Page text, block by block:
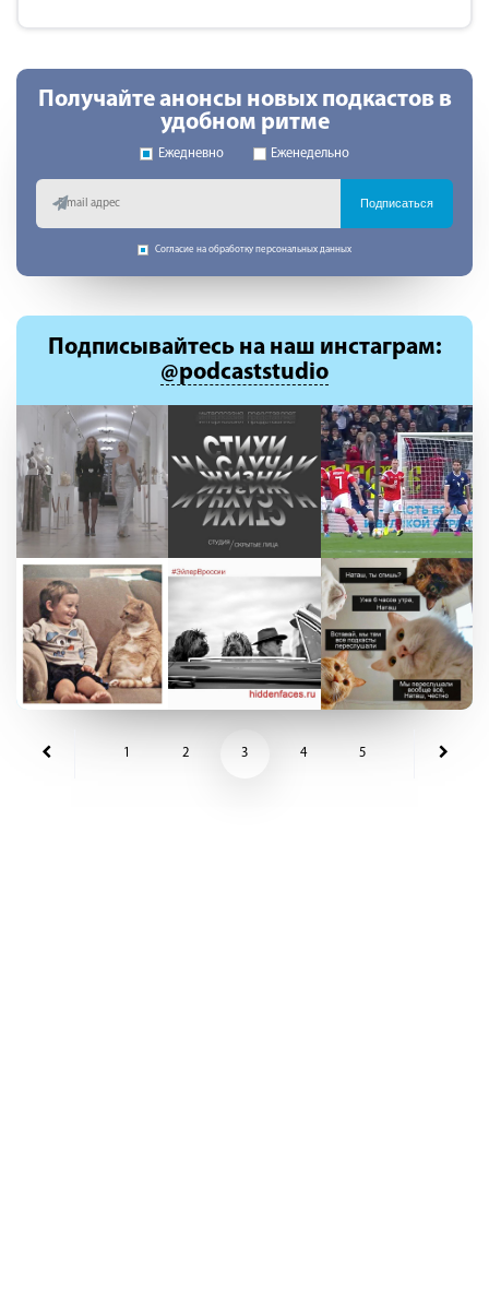
Получайте анонсы новых подкастов в
удобном ритме
Ежедневно Еженедельно
Подписаться
Согласие на обработку персональных данных
Подписывайтесь на наш инстаграм:
@podcaststudio
1 2 3 4 5